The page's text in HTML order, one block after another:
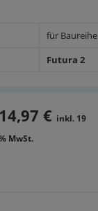
für Baureihe
Futura 2
14,97 € inkl. 19
MwSt.